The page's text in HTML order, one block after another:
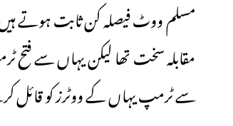
مقابلہ سخت تھا لیکن یہاں سے فتح
سے ٹرمپ یہاں کے ووٹرز کو قائل